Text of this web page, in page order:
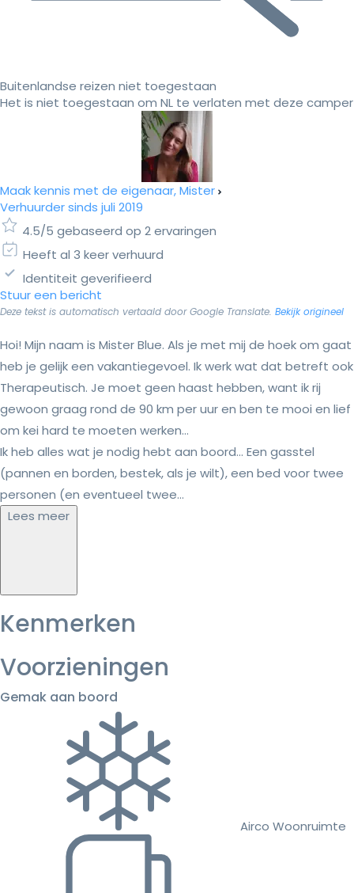
Buitenlandse reizen niet toegestaan
Het is niet toegestaan om NL te verlaten met deze camper
Maak kennis met de eigenaar, Mister
Verhuurder sinds juli 2019
4.5/5 gebaseerd op 2 ervaringen
Heeft al 3 keer verhuurd
Identiteit geverifieerd
Stuur een bericht
Deze tekst is automatisch vertaald door Google Translate. Bekijk origineel
Hoi! Mijn naam is Mister Blue. Als je met mij de hoek om gaat
heb je gelijk een vakantiegevoel. Ik werk wat dat betreft ook
Therapeutisch. Je moet geen haast hebben, want ik rij
gewoon graag rond de 90 km per uur en ben te mooi en lief
om kei hard te moeten werken...
Ik heb alles wat je nodig hebt aan boord... Een gasstel
(pannen en borden, bestek, als je wilt), een bed voor twee
personen (en eventueel twee...
Lees meer
Kenmerken
Voorzieningen
Gemak aan boord
Airco Woonruimte